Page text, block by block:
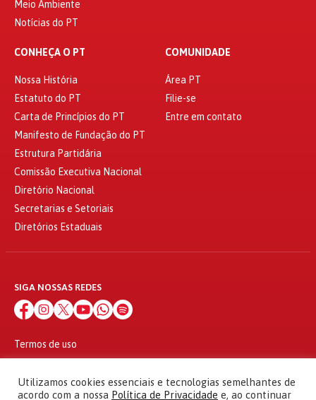
Meio Ambiente
Notícias do PT
CONHEÇA O PT
Nossa História
Estatuto do PT
Carta de Princípios do PT
Manifesto de Fundação do PT
Estrutura Partidária
Comissão Executiva Nacional
Diretório Nacional
Secretarias e Setoriais
Diretórios Estaduais
COMUNIDADE
Área PT
Filie-se
Entre em contato
SIGA NOSSAS REDES
Termos de uso
© 2010 - 2026
Partido dos Trabalhadores Todos os direitos reservados
Utilizamos cookies essenciais e tecnologias semelhantes de
acordo com a nossa Política de Privacidade e, ao continuar